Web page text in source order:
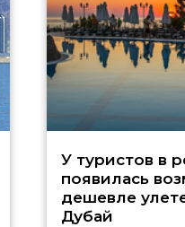
У туристов в
появилась
дешевле
Дубай